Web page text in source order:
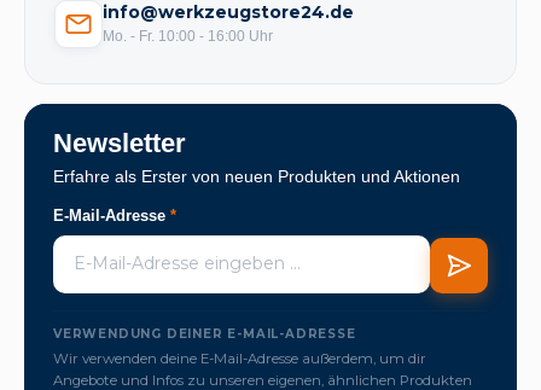
info@werkzeugstore24.de
Mo. - Fr. 10:00 - 16:00 Uhr
Newsletter
Erfahre als Erster von neuen Produkten und Aktionen
E-Mail-Adresse *
VERWENDUNG DEINER E-MAIL-ADRESSE
Wir verwenden deine E-Mail-Adresse außerdem, um dir
Angebote und Infos zu unseren eigenen, ähnlichen Produkten